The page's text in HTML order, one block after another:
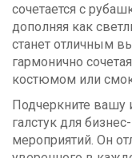
сочетается с
дополняя как
станет отличным
гармонично
костюмом или
Подчеркните вашу
галстук для
мероприятий. Он